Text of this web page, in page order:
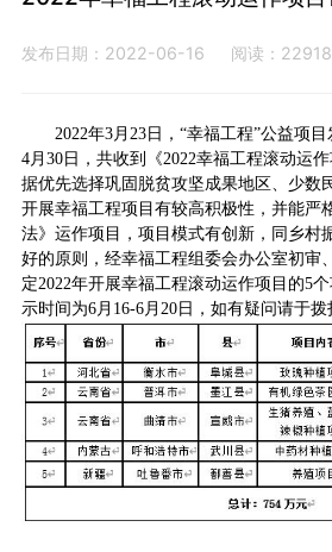
发布日期：2022-06-16 阅读：22918
2022年3月23日，“幸福工程”公益项
4月30日，共收到《2022幸福工程滚动运
据优先选择巩固脱贫攻坚成果地区、少数
开展幸福工程项目有较高积极性，并能严
法》运作项目，项目模式有创新，同乡村
好的原则，经幸福工程组委会办公室初审
定2022年开展幸福工程滚动运作项目的5
示时间为6月16-6月20日，如有疑问请于拨